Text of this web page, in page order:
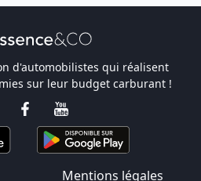
d'automobilistes qui réalisent
sur leur budget carburant !
Mentions légales